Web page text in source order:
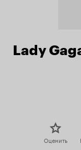
Lady
Оценить